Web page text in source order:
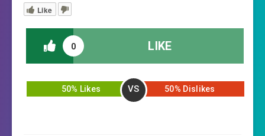
Like
0 LIKE
50% Likes VS 50% Dislikes